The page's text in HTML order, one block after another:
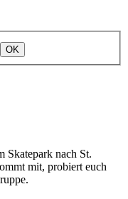
Skatepark nach St.
mit, probiert euch